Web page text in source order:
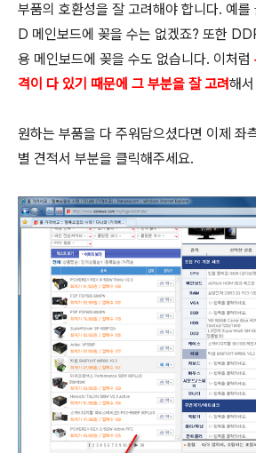
부품의 호환성을 잘 고려해야 합니다. 예
D 메인보드에 꽂을 수는 없겠죠? 또한
용 메인보드에 꽂을 수도 없습니다. 이처럼
격이 다 있기 때문에 그 부분을 잘 고려해
원하는 부품을 다 주워담으셨다면 이제 좌
별 견적서 부분을 클릭해주세요.